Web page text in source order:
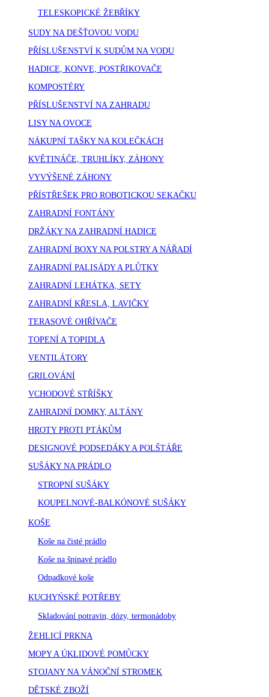
TELESKOPICKÉ ŽEBŘÍKY
SUDY NA DEŠŤOVOU VODU
PŘÍSLUŠENSTVÍ K SUDŮM NA VODU
HADICE, KONVE, POSTŘIKOVAČE
KOMPOSTÉRY
PŘÍSLUŠENSTVÍ NA ZAHRADU
LISY NA OVOCE
NÁKUPNÍ TAŠKY NA KOLEČKÁCH
KVĚTINÁČE, TRUHLÍKY, ZÁHONY
VYVÝŠENÉ ZÁHONY
PŘÍSTŘEŠEK PRO ROBOTICKOU SEKAČKU
ZAHRADNÍ FONTÁNY
DRŽÁKY NA ZAHRADNÍ HADICE
ZAHRADNÍ BOXY NA POLSTRY A NÁŘADÍ
ZAHRADNÍ PALISÁDY A PLŮTKY
ZAHRADNÍ LEHÁTKA, SETY
ZAHRADNÍ KŘESLA, LAVIČKY
TERASOVÉ OHŘÍVAČE
TOPENÍ A TOPIDLA
VENTILÁTORY
GRILOVÁNÍ
VCHODOVÉ STŘÍŠKY
ZAHRADNÍ DOMKY, ALTÁNY
HROTY PROTI PTÁKŮM
DESIGNOVÉ PODSEDÁKY A POLŠTÁŘE
SUŠÁKY NA PRÁDLO
STROPNÍ SUŠÁKY
KOUPELNOVÉ-BALKÓNOVÉ SUŠÁKY
KOŠE
Koše na čisté prádlo
Koše na špinavé prádlo
Odpadkové koše
KUCHYŃSKÉ POTŘEBY
Skladování potravin, dózy, termonádoby
ŽEHLICÍ PRKNA
MOPY A ÚKLIDOVÉ POMŮCKY
STOJANY NA VÁNOČNÍ STROMEK
DĚTSKÉ ZBOŽÍ